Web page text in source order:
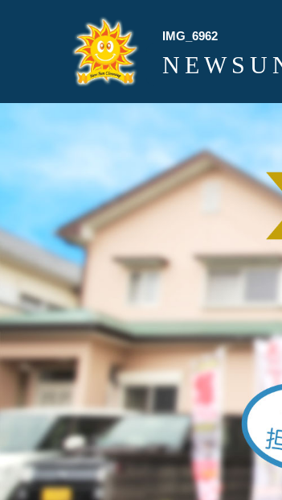
IMG_6962